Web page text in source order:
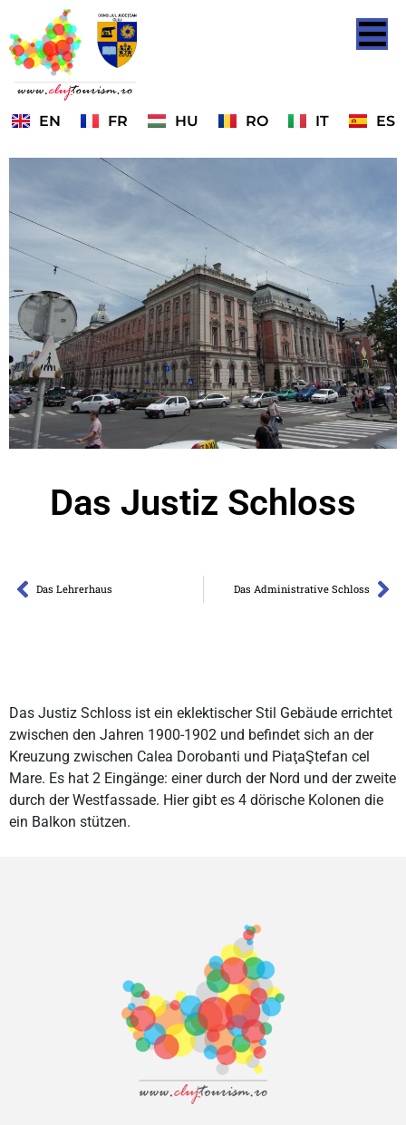
EN FR HU RO IT ES
Das Justiz Schloss
Das Lehrerhaus Das Administrative Schloss
Das Justiz Schloss ist ein eklektischer Stil Gebäude errichtet
zwischen den Jahren 1900-1902 und befindet sich an der
Kreuzung zwischen Calea Dorobanti und PiaţaŞtefan cel
Mare. Es hat 2 Eingänge: einer durch der Nord und der zweite
durch der Westfassade. Hier gibt es 4 dörische Kolonen die
ein Balkon stützen.